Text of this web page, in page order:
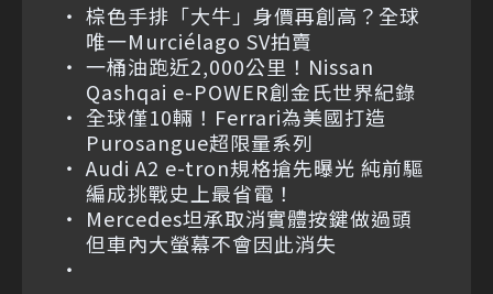
棕色手排「大牛」身價再創高？全球
唯一Murciélago SV拍賣
一桶油跑近2,000公里！Nissan
Qashqai e-POWER創金氏世界紀錄
全球僅10輛！Ferrari為美國打造
Purosangue超限量系列
Audi A2 e-tron規格搶先曝光 純前驅
編成挑戰史上最省電！
Mercedes坦承取消實體按鍵做過頭
但車內大螢幕不會因此消失